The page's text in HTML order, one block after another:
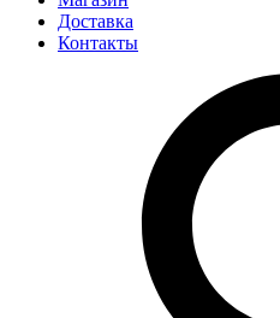
Доставка
Контакты